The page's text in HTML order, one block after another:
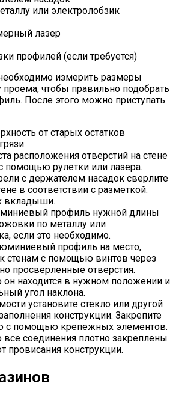
или электролобзик
лазер
профилей (если требуется)
измерить размеры
проема, чтобы правильно подобрать
После этого можно приступать
от старых остатков
расположения отверстий на стене
помощью рулетки или лазера.
с держателем насадок сверлите
в соответствии с разметкой.
вкладыши.
профиль нужной длины
по металлу или
если это необходимо.
профиль на место,
к стенам с помощью винтов через
просверленные отверстия.
он находится в нужном положении и
угол наклона.
установите стекло или другой
конструкции. Закрепите
с помощью крепежных элементов.
все соединения плотно закреплены
провисания конструкции.